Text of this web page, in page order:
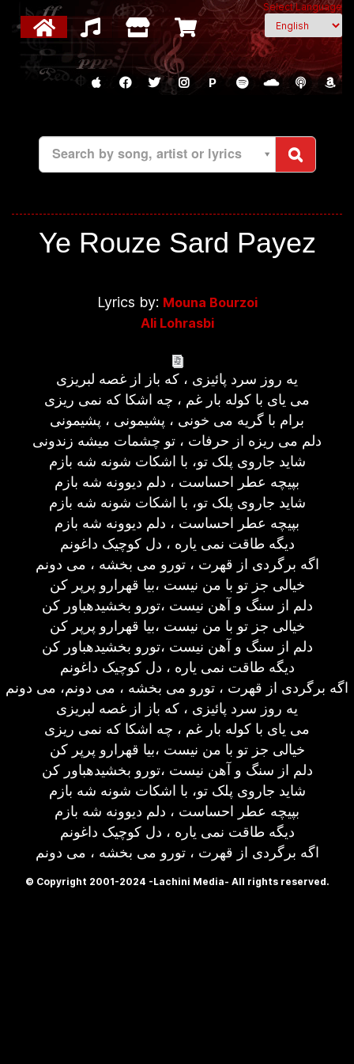
Select Language
P
Search by song, artist or lyrics
Ye Rouze Sard Payez
Lyrics by: Mouna Bourzoi
Ali Lohrasbi
یه روز سرد پائیزی ، که باز از غصه لبریزی
می یای با کوله بار غم ، چه اشکا که نمی ریزی
برام با گریه می خونی ، پشیمونی ، پشیمونی
دلم می ریزه از حرفات ، تو چشمات میشه زندونی
شاید جاروی پلک تو، با اشکات شونه شه بازم
بپیچه عطر احساست ، دلم دیوونه شه بازم
شاید جاروی پلک تو، با اشکات شونه شه بازم
بپیچه عطر احساست ، دلم دیوونه شه بازم
دیگه طاقت نمی یاره ، دل کوچیک داغونم
اگه برگردی از قهرت ، تورو می بخشه ، می دونم
خیالی جز تو با من نیست ،بیا قهرارو پرپر کن
دلم از سنگ و آهن نیست ،تورو بخشیدهباور کن
خیالی جز تو با من نیست ،بیا قهرارو پرپر کن
دلم از سنگ و آهن نیست ،تورو بخشیدهباور کن
دیگه طاقت نمی یاره ، دل کوچیک داغونم
اگه برگردی از قهرت ، تورو می بخشه ، می دونم، می دونم
یه روز سرد پائیزی ، که باز از غصه لبریزی
می یای با کوله بار غم ، چه اشکا که نمی ریزی
خیالی جز تو با من نیست ،بیا قهرارو پرپر کن
دلم از سنگ و آهن نیست ،تورو بخشیدهباور کن
شاید جاروی پلک تو، با اشکات شونه شه بازم
بپیچه عطر احساست ، دلم دیوونه شه بازم
دیگه طاقت نمی یاره ، دل کوچیک داغونم
اگه برگردی از قهرت ، تورو می بخشه ، می دونم
© Copyright 2001-2024 -Lachini Media- All rights reserved.